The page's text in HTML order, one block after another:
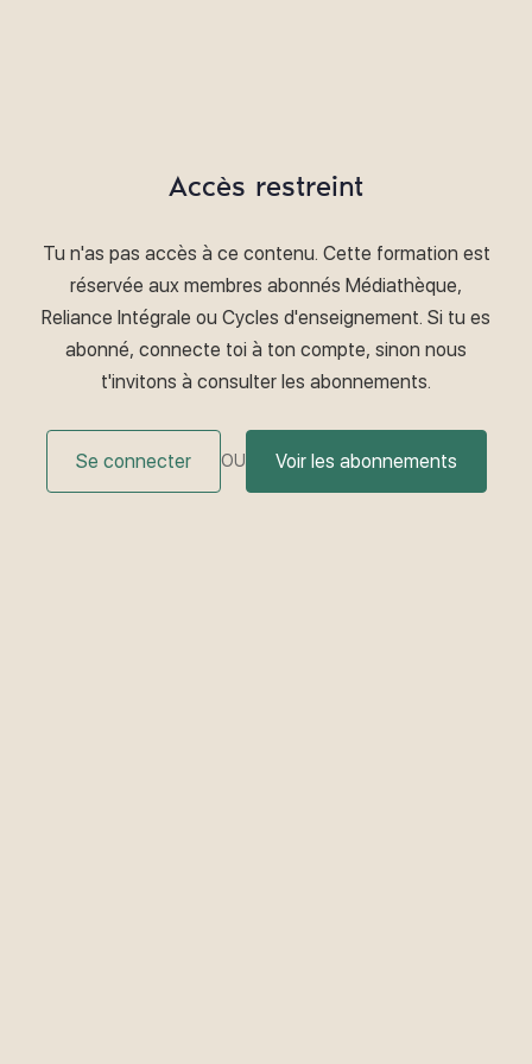
Accès restreint
Tu n'as pas accès à ce contenu. Cette formation est
réservée aux membres abonnés Médiathèque,
Reliance Intégrale ou Cycles d'enseignement. Si tu es
abonné, connecte toi à ton compte, sinon nous
t'invitons à consulter les abonnements.
Se connecter OU Voir les abonnements